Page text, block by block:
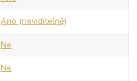
Ano (neviditelně)
Ne
Ne